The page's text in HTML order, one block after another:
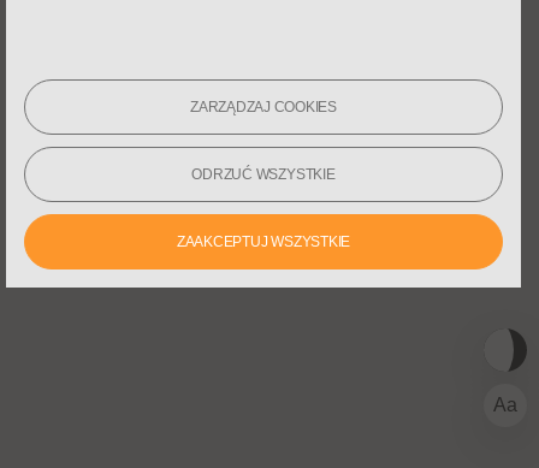
także dla produkcji fabularnych i
reklam TV.
ZARZĄDZAJ COOKIES
ODRZUĆ WSZYSTKIE
ZAAKCEPTUJ WSZYSTKIE